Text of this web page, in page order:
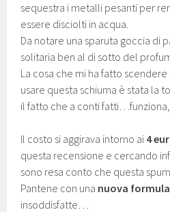
sequestra i metalli pesanti per
essere disciolti in acqua.
Da notare una sparuta goccia di
solitaria ben al di sotto del
La cosa che mi ha fatto
usare questa schiuma è stata la
il fatto che a conti
Il costo si aggirava intorno ai 4
questa recensione e cercando
sono resa conto che questa
Pantene con una nuova formula
insoddisfatte…